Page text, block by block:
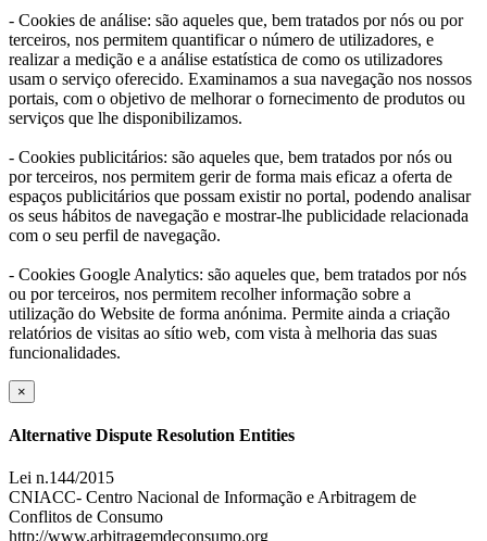
- Cookies de análise: são aqueles que, bem tratados por nós ou por
terceiros, nos permitem quantificar o número de utilizadores, e
realizar a medição e a análise estatística de como os utilizadores
usam o serviço oferecido. Examinamos a sua navegação nos nossos
portais, com o objetivo de melhorar o fornecimento de produtos ou
serviços que lhe disponibilizamos.
- Cookies publicitários: são aqueles que, bem tratados por nós ou
por terceiros, nos permitem gerir de forma mais eficaz a oferta de
espaços publicitários que possam existir no portal, podendo analisar
os seus hábitos de navegação e mostrar-lhe publicidade relacionada
com o seu perfil de navegação.
- Cookies Google Analytics: são aqueles que, bem tratados por nós
ou por terceiros, nos permitem recolher informação sobre a
utilização do Website de forma anónima. Permite ainda a criação
relatórios de visitas ao sítio web, com vista à melhoria das suas
funcionalidades.
×
Alternative Dispute Resolution Entities
Lei n.144/2015
CNIACC- Centro Nacional de Informação e Arbitragem de
Conflitos de Consumo
http://www.arbitragemdeconsumo.org